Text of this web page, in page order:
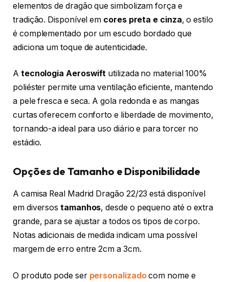
elementos de dragão que simbolizam força e
tradição. Disponível em cores preta e cinza, o estilo
é complementado por um escudo bordado que
adiciona um toque de autenticidade.
A tecnologia Aeroswift utilizada no material 100%
poliéster permite uma ventilação eficiente, mantendo
a pele fresca e seca. A gola redonda e as mangas
curtas oferecem conforto e liberdade de movimento,
tornando-a ideal para uso diário e para torcer no
estádio.
Opções de Tamanho e Disponibilidade
A camisa Real Madrid Dragão 22/23 está disponível
em diversostamanhos, desde o pequeno até o extra
grande, para se ajustar a todos os tipos de corpo.
Notas adicionais de medida indicam uma possível
margem de erro entre 2cm a 3cm.
O produto pode ser personalizadocom nome e